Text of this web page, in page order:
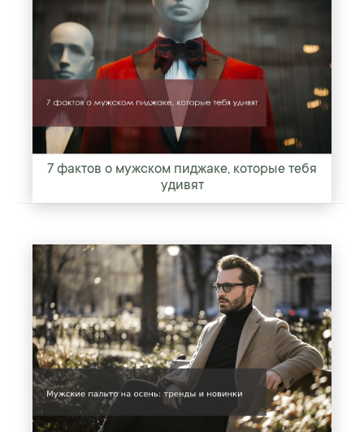
7 фактов о мужском пиджаке, которые тебя
удивят